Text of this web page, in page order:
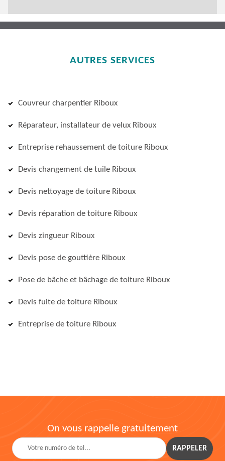
AUTRES SERVICES
Couvreur charpentier Riboux
Réparateur, installateur de velux Riboux
Entreprise rehaussement de toiture Riboux
Devis changement de tuile Riboux
Devis nettoyage de toiture Riboux
Devis réparation de toiture Riboux
Devis zingueur Riboux
Devis pose de gouttière Riboux
Pose de bâche et bâchage de toiture Riboux
Devis fuite de toiture Riboux
Entreprise de toiture Riboux
On vous rappelle gratuitement